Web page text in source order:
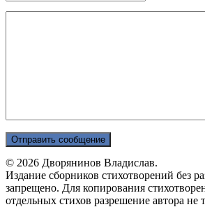
© 2026 Дворянинов Владислав.
Издание сборников стихотворений без
запрещено. Для копирования
отдельных стихов разрешение автора не